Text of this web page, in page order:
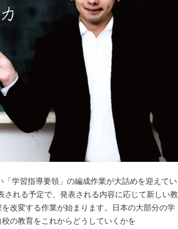
学習指導要領」の編成作業が大詰めを迎えてい
される予定で、発表される内容に応じて新しい教
改変する作業が始まります。日本の大部分の学
の教育をこれからどうしていくかを